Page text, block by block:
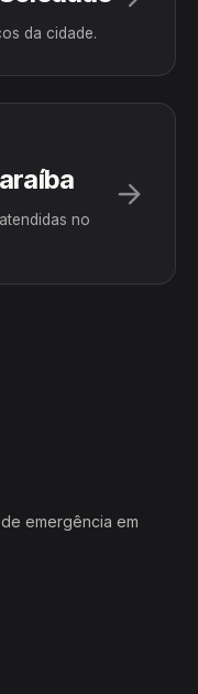
da cidade.
no
emergência em